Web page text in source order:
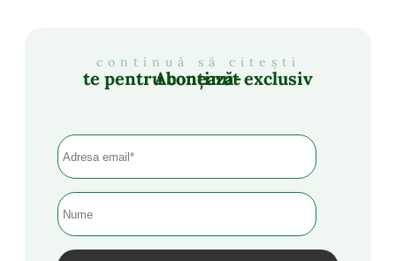
continuă să citești
Abonează-te pentru conținut exclusiv